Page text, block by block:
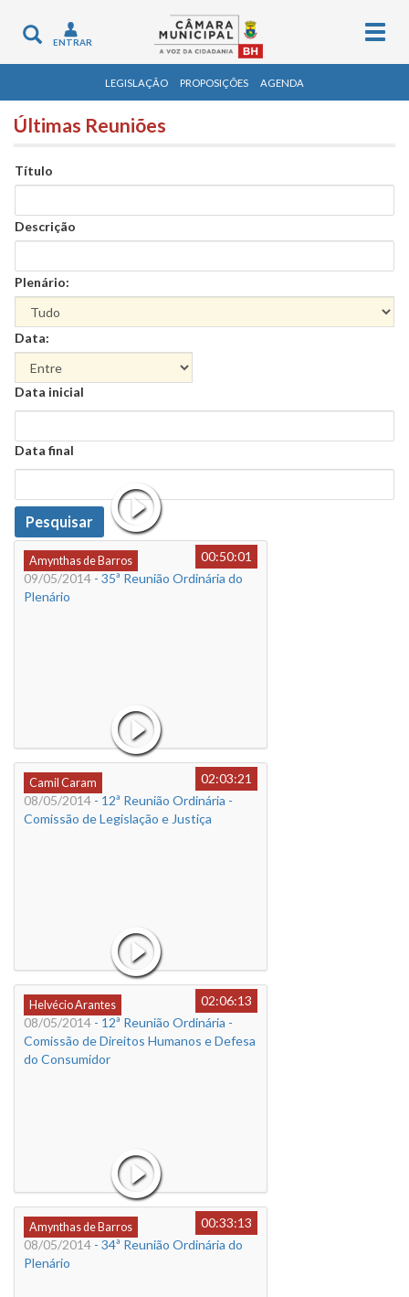
Toggle
navigation
ENTRAR
LEGISLAÇÃO PROPOSIÇÕES AGENDA
Últimas Reuniões
Título
Descrição
Plenário:
Data:
Data
Data inicial
Data
Data final
Data
Pesquisar
Amynthas de Barros
00:50:01
09/05/2014 - 35ª Reunião Ordinária do
Plenário
Camil Caram
02:03:21
08/05/2014 - 12ª Reunião Ordinária -
Comissão de Legislação e Justiça
Helvécio Arantes
02:06:13
08/05/2014 - 12ª Reunião Ordinária -
Comissão de Direitos Humanos e Defesa
do Consumidor
Amynthas de Barros
00:33:13
08/05/2014 - 34ª Reunião Ordinária do
Plenário